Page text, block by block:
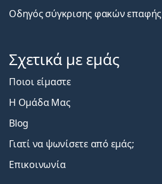
Οδηγός σύγκρισης φακών επαφής
Σχετικά με εμάς
Ποιοι είμαστε
Η Ομάδα Μας
Blog
Γιατί να ψωνίσετε από εμάς;
Επικοινωνία